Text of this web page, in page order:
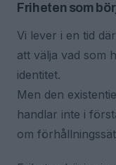
Friheten som
Vi lever i en tid
att välja vad som
identitet.
Men den
handlar inte i
om